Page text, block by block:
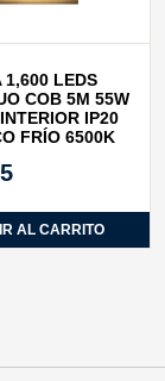
1,600 LEDS
COB 5M 55W
IP20
FRÍO 6500K
AL CARRITO